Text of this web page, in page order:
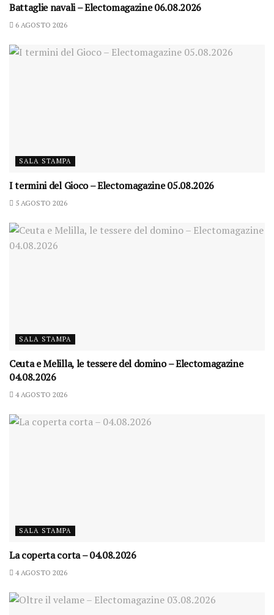
Battaglie navali – Electomagazine 06.08.2026
6 AGOSTO 2026
SALA STAMPA
I termini del Gioco – Electomagazine 05.08.2026
5 AGOSTO 2026
SALA STAMPA
Ceuta e Melilla, le tessere del domino – Electomagazine
04.08.2026
4 AGOSTO 2026
SALA STAMPA
La coperta corta – 04.08.2026
4 AGOSTO 2026